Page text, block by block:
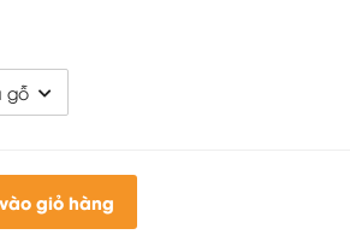
giỏ hàng